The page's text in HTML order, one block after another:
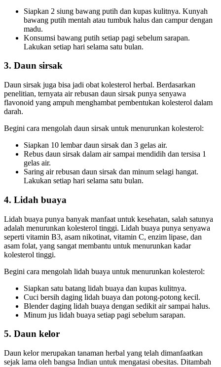
Siapkan 2 siung bawang putih dan kupas kulitnya. Kunyah
bawang putih mentah atau tumbuk halus dan campur dengan
madu.
Konsumsi bawang putih setiap pagi sebelum sarapan.
Lakukan setiap hari selama satu bulan.
3. Daun sirsak
Daun sirsak juga bisa jadi obat kolesterol herbal. Berdasarkan
penelitian, ternyata air rebusan daun sirsak punya senyawa
flavonoid yang ampuh menghambat pembentukan kolesterol dalam
darah.
Begini cara mengolah daun sirsak untuk menurunkan kolesterol:
Siapkan 10 lembar daun sirsak dan 3 gelas air.
Rebus daun sirsak dalam air sampai mendidih dan tersisa 1
gelas air.
Saring air rebusan daun sirsak dan minum selagi hangat.
Lakukan setiap hari selama satu bulan.
4. Lidah buaya
Lidah buaya punya banyak manfaat untuk kesehatan, salah satunya
adalah menurunkan kolesterol tinggi. Lidah buaya punya senyawa
seperti vitamin B3, asam nikotinat, vitamin C, enzim lipase, dan
asam folat, yang sangat membantu untuk menurunkan kadar
kolesterol tinggi.
Begini cara mengolah lidah buaya untuk menurunkan kolesterol:
Siapkan satu batang lidah buaya dan kupas kulitnya.
Cuci bersih daging lidah buaya dan potong-potong kecil.
Blender daging lidah buaya dengan sedikit air sampai halus.
Minum jus lidah buaya setiap pagi sebelum sarapan.
5. Daun kelor
Daun kelor merupakan tanaman herbal yang telah dimanfaatkan
sejak lama oleh bangsa Indian untuk mengatasi obesitas. Ditambah